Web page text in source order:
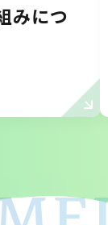
みにつ